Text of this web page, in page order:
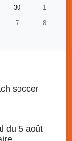
30 1
7 8
soccer
du 5 août